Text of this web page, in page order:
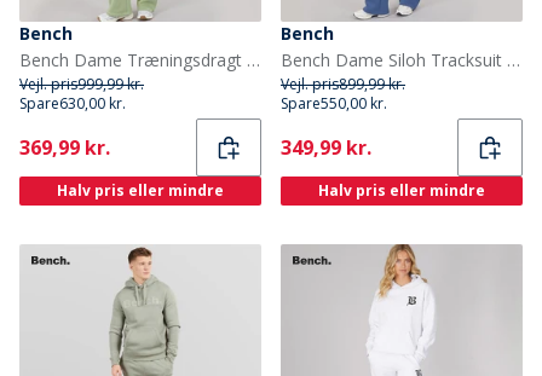
Bench
Bench Dame Træningsdragt med Lynlås Mørk Salviegrøn
Vejl. pris999,99 kr.
Spare630,00 kr.
Current
369,99 kr.
Halv pris eller mindre
Bench
Bench Dame Siloh Tracksuit Mørkeblå
Vejl. pris899,99 kr.
Spare550,00 kr.
Current
349,99 kr.
Halv pris eller mindre